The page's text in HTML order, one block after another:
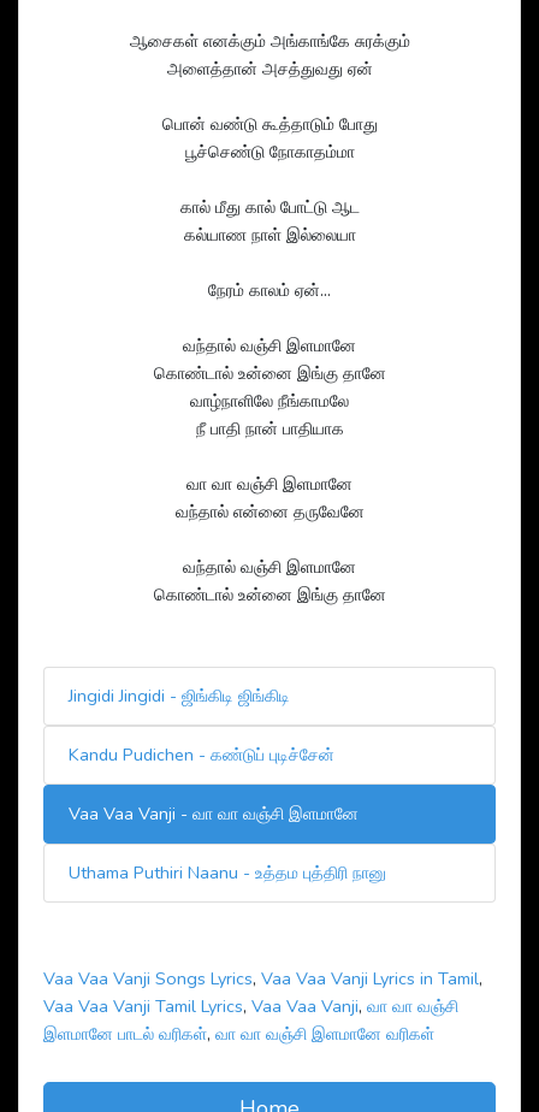
ஆசைகள் எனக்கும் அங்காங்கே சுரக்கும்
அளைத்தான் அசத்துவது ஏன்
பொன் வண்டு கூத்தாடும் போது
பூச்செண்டு நோகாதம்மா
கால் மீது கால் போட்டு ஆட
கல்யாண நாள் இல்லையா
நேரம் காலம் ஏன்...
வந்தால் வஞ்சி இளமானே
கொண்டால் உன்னை இங்கு தானே
வாழ்நாளிலே நீங்காமலே
நீ பாதி நான் பாதியாக
வா வா வஞ்சி இளமானே
வந்தால் என்னை தருவேனே
வந்தால் வஞ்சி இளமானே
கொண்டால் உன்னை இங்கு தானே
Jingidi Jingidi - ஜிங்கிடி ஜிங்கிடி
Kandu Pudichen - கண்டுப் புடிச்சேன்
Vaa Vaa Vanji - வா வா வஞ்சி இளமானே
Uthama Puthiri Naanu - உத்தம புத்திரி நானு
Vaa Vaa Vanji Songs Lyrics, Vaa Vaa Vanji Lyrics in Tamil,
Vaa Vaa Vanji Tamil Lyrics, Vaa Vaa Vanji, வா வா வஞ்சி
இளமானே பாடல் வரிகள், வா வா வஞ்சி இளமானே வரிகள்